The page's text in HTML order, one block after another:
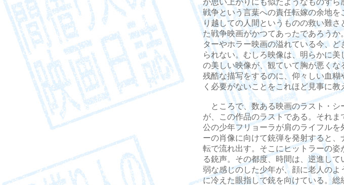
か思い上がりにも似たようなものす
戦争という言葉への責任転嫁の余地
り越しての人間というものの救い難
た戦争映画がかつてあったであろう
ターやホラー映画の溢れている今、
られない。むしろ映像は、明らかに
の美しい映像が、観ていて胸が悪く
残酷な描写をするのに、仰々しい血
く必要がないことをこれほど見事に
ところで、数ある映画のラスト・シ
が、この作品のラストである。それ
公の少年フリョーラが肩のライフル
ーの肖像に向けて銃弾を発射すると
転で流れ出す。そこにヒットラーの
る銃声。その都度、時間は、逆進し
弱な感じのした少年が、顔に老人の
に冷えた眼指しで銃を向けている。